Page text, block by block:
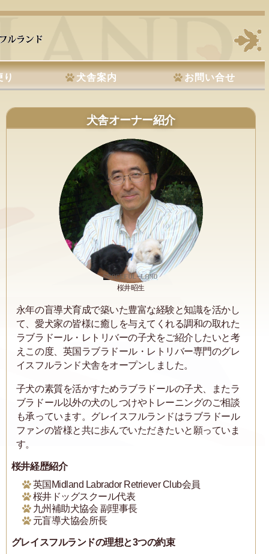
犬舎案内 お問い合せ
犬舎オーナー紹介
桜井昭生
永年の盲導犬育成で築いた豊富な経験と知識を活かし
て、愛犬家の皆様に癒しを与えてくれる調和の取れた
ラブラドール・レトリバーの子犬をご紹介したいと考
えこの度、英国ラブラドール・レトリバー専門のグレ
イスフルランド犬舎をオープンしました。
子犬の素質を活かすためラブラドールの子犬、またラ
ブラドール以外の犬のしつけやトレーニングのご相談
も承っています。グレイスフルランドはラブラドール
ファンの皆様と共に歩んでいただきたいと願っていま
す。
桜井経歴紹介
英国Midland Labrador Retriever Club会員
桜井ドッグスクール代表
九州補助犬協会 副理事長
元盲導犬協会所長
グレイスフルランドの理想と3つの約束